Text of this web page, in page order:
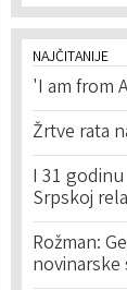
NAJČITANIJE
'I am from
Žrtve rata
I 31
Srpskoj
Rožman: